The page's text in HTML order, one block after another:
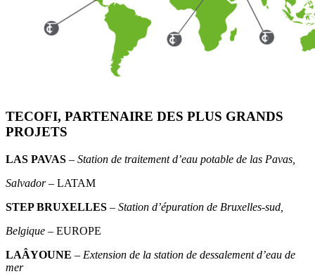
TECOFI, PARTENAIRE DES PLUS GRANDS
PROJETS
LAS PAVAS – Station de traitement d’eau potable de las Pavas,
Salvador– LATAM
STEP BRUXELLES – Station d’épuration de Bruxelles-sud,
Belgique – EUROPE
LAÂYOUNE – Extension de la station de dessalement d’eau de
mer